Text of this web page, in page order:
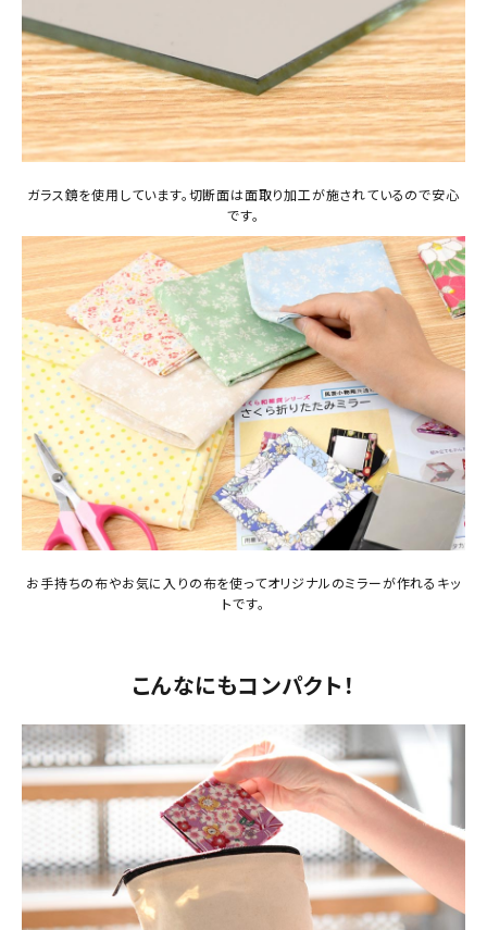
ガラス鏡を使用しています。切断面は面取り加工が施されているので安心
です。
お手持ちの布やお気に入りの布を使ってオリジナルのミラーが作れるキッ
トです。
こんなにもコンパクト！